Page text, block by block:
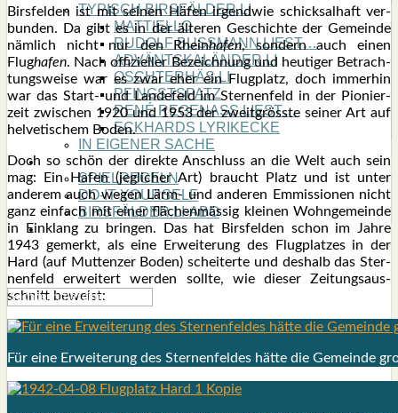
TYPISCH BIRSFÄLDER.LI
MATTIELLO
RUDOLF BUSS­MANN LIEST…
ADVÄNTSKALÄNDER.LI
OSCHTERHÄS.LI
PFINGST­SPATZ
RENÉ REGEN­ASS LIEST…
ECK­HARDS LYRIK­ECKE
IN EIGE­NER SACHE
SO GOOT’S
SPIEL­RE­GELN
DO-IT-YOUR­S­ELF
BIRSFÄLDER.LI-ABO
SHOUT­BOX
Birs­fel­den ist mit sei­nen Häfen irgend­wie schick­sal­haft ver­
bun­den. Da gibt es in der älte­ren Geschich­te der Gemein­de
näm­lich nicht nur den Rheinhafen, son­dern auch einen
Flughafen. Nach offi­zi­el­ler Bezeich­nung und heu­ti­ger Betrach­
tungs­wei­se war es zwar eher ein Flug­platz, doch immer­hin
war das Start- und Lan­de­feld im Ster­nen­feld in der Pio­nier­
zeit zwi­schen 1920 und 1953 der zweit­gröss­te sei­ner Art auf
hel­ve­ti­schem Boden.
Doch so schön der direk­te Anschluss an die Welt auch sein
mag: Ein Hafen (jeg­li­cher Art) braucht Platz und ist unter
ande­rem auch wegen Lärm- und ande­ren Emmis­sio­nen nicht
ganz ein­fach mit einer flä­chen­mäs­sig klei­nen Wohn­ge­mein­de
in Ein­klang zu brin­gen. Das hat Birs­fel­den schon im Jah­re
1943 gemerkt, als eine Erwei­te­rung des Flug­plat­zes in der
Hard (auf Mut­ten­zer Boden) schei­ter­te und des­halb das Ster­
nen­feld erwei­tert wer­den soll­te, wie die­ser Zei­tungs­aus­
schnitt beweist:
Für eine Erwei­te­rung des Ster­nen­fel­des hät­te die Gemein­de